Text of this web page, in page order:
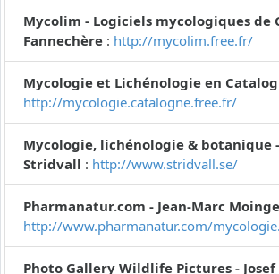
Mycolim - Logiciels mycologiques de
Fannechère : http://mycolim.free.fr/
Mycologie et Lichénologie en
http://mycologie.catalogne.free.fr/
Mycologie, lichénologie & botanique
Stridvall : http://www.stridvall.se/
Pharmanatur.com - Jean-Marc
http://www.pharmanatur.com/
Photo Gallery Wildlife Pictures -